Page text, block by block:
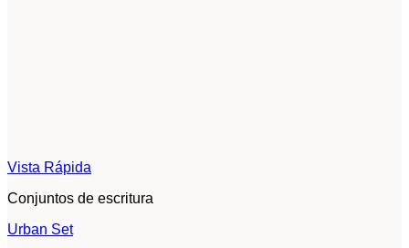
Vista Rápida
Conjuntos de escritura
Urban Set